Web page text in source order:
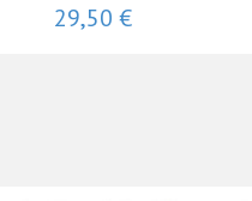
29,50 €